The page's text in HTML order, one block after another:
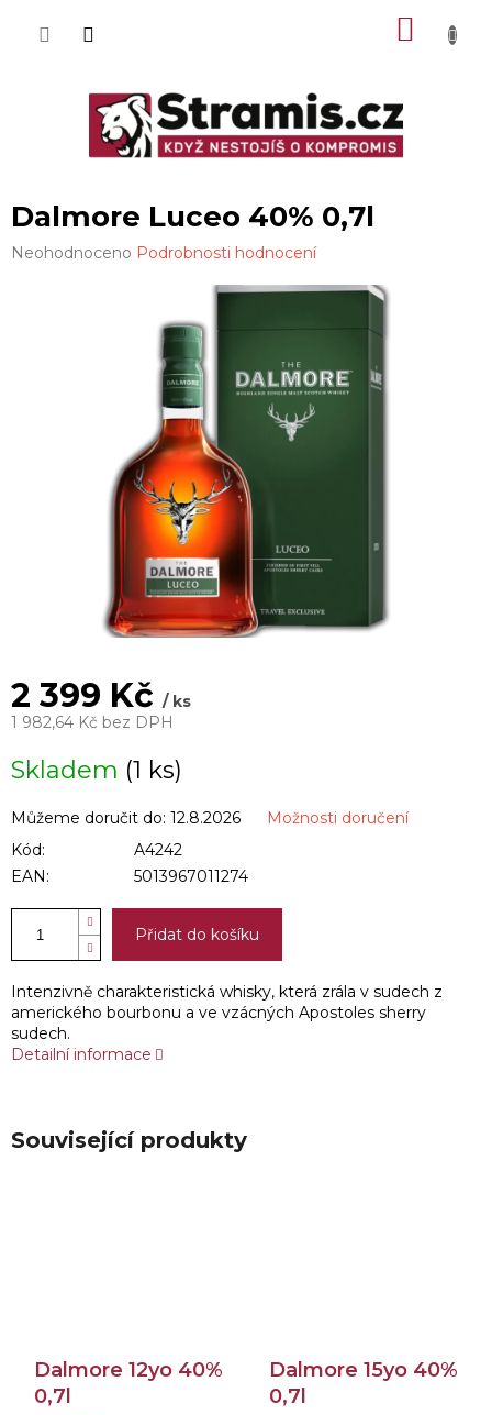
Dalmore Luceo 40% 0,7l
Průměrné
Neohodnoceno Podrobnosti hodnocení
2 399 Kč/ ks
1 982,64 Kč bez DPH
cena:
Skladem (1 ks)
Můžeme doručit do: 12.8.2026
Možnosti doručení
Kód:
A4242
EAN:
5013967011274
Přidat do košíku
Intenzivně charakteristická whisky, která zrála v sudech z
amerického bourbonu a ve vzácných Apostoles sherry
sudech.
Detailní informace
Související produkty
Dalmore 12yo 40%
0,7l
Dalmore 15yo 40%
0,7l